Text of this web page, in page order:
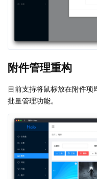
附件管理重构
目前支持将鼠标放在附件
批量管理功能。